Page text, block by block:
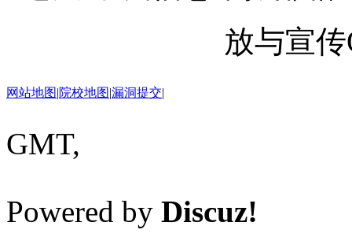
放与宣传
网站地图|院校地图|漏洞提交|
GMT,
Powered by Discuz!